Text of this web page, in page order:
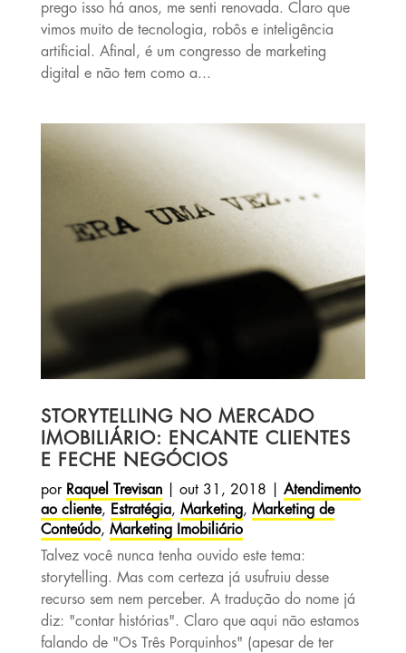
prego isso há anos, me senti renovada. Claro que
vimos muito de tecnologia, robôs e inteligência
artificial. Afinal, é um congresso de marketing
digital e não tem como a...
STORYTELLING NO MERCADO
IMOBILIÁRIO: ENCANTE CLIENTES
E FECHE NEGÓCIOS
por Raquel Trevisan| out 31, 2018
Atendimento
ao cliente, Estratégia, Marketing, Marketing de
Conteúdo, Marketing Imobiliário
Talvez você nunca tenha ouvido este tema:
storytelling. Mas com certeza já usufruiu desse
recurso sem nem perceber. A tradução do nome já
diz: "contar histórias". Claro que aqui não estamos
falando de "Os Três Porquinhos" (apesar de ter